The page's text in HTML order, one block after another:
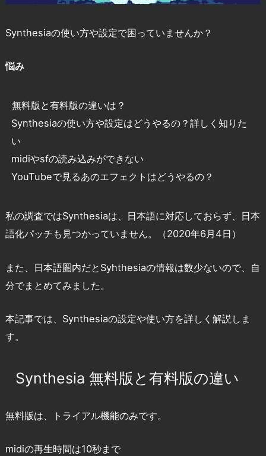
Synthesiaの使い方や設定で困っていませんか？
悩み
無料版と有料版の違いは？
Synthesiaの使い方や設定はどうやるの？詳しく知りた
い
midiやsfの読み込みができない
YouTubeで見るあのエフェクトはどうやるの？
私の調査ではSynthesiaは、日本語に対応しておらず、日本
語化パッチも見つかっていません。（2020年6月4日）
また、日本語圏内だとSyhthesiaの情報は数少ないので、自
分でまとめてみました。
本記事では、Synthesiaの設定や使い方を詳しく解説しま
す。
Synthesia 無料版と有料版の違い
無料版は、トライアル機能のみです。
midiの再生時間は10秒まで